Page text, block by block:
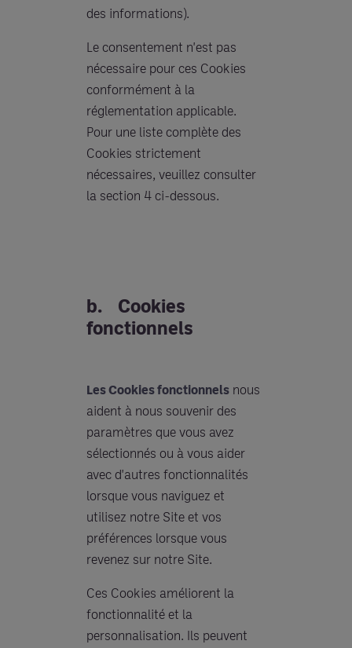
des informations).
Le consentement n'est pas
nécessaire pour ces Cookies
conformément à la
réglementation applicable.
Pour une liste complète des
Cookies strictement
nécessaires, veuillez consulter
la section 4 ci-dessous.
b. Cookies
fonctionnels
Les Cookies fonctionnels nous
aident à nous souvenir des
paramètres que vous avez
sélectionnés ou à vous aider
avec d'autres fonctionnalités
lorsque vous naviguez et
utilisez notre Site et vos
préférences lorsque vous
revenez sur notre Site.
Ces Cookies améliorent la
fonctionnalité et la
personnalisation. Ils peuvent